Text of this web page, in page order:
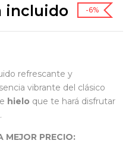
incluido -6%
refrescante y
vibrante del clásico
hielo que te hará disfrutar
PRECIO: